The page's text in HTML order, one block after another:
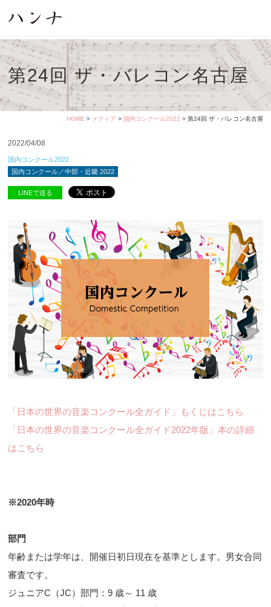
第24回 ザ・バレコン名古屋
HOME > メディア > 国内コンクール2022 > 第24回 ザ・バレコン名古屋
2022/04/08
国内コンクール2022
国内コンクール／中部・近畿 2022
LINEで送る
「日本の世界の音楽コンクール全ガイド」もくじはこちら
「日本の世界の音楽コンクール全ガイド2022年版」本の詳細
はこちら
※2020年時
部門
年齢または学年は、開催日初日現在を基準とします。男女合同
審査です。
ジュニアC（JC）部門：9 歳～ 11 歳